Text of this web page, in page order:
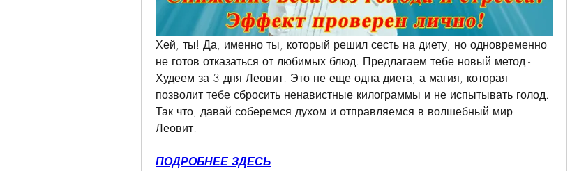
Хей, ты! Да, именно ты, который решил сесть на диету, но одновременно
не готов отказаться от любимых блюд. Предлагаем тебе новый метод -
Худеем за 3 дня Леовит! Это не еще одна диета, а магия, которая
позволит тебе сбросить ненавистные килограммы и не испытывать голод.
Так что, давай соберемся духом и отправляемся в волшебный мир
Леовит!
ПОДРОБНЕЕ ЗДЕСЬ